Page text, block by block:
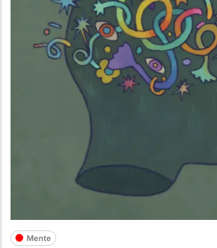
Mente